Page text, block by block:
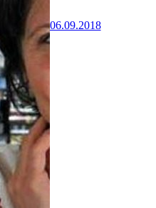
06.09.2018